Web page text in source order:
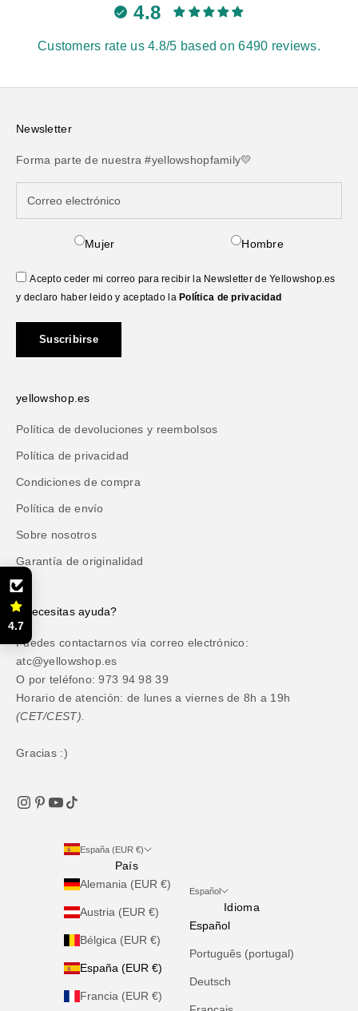
4.8
Customers rate us 4.8/5 based on 6490 reviews.
Newsletter
Forma parte de nuestra #yellowshopfamily💛
Mujer Hombre
Acepto ceder mi correo para recibir la Newsletter de Yellowshop.es
y declaro haber leido y aceptado la Política de privacidad
Suscribirse
yellowshop.es
Política de devoluciones y reembolsos
Política de privacidad
Condiciones de compra
Política de envío
Sobre nosotros
Garantía de originalidad
¿Necesitas ayuda?
Puedes contactarnos vía correo electrónico:
atc@yellowshop.es
O por teléfono: 973 94 98 39
Horario de atención: de lunes a viernes de 8h a 19h
(CET/CEST).
Gracias :)
España (EUR €)
País
Alemania (EUR €)
Austria (EUR €)
Bélgica (EUR €)
España (EUR €)
Francia (EUR €)
Español
Idioma
Español
Português (portugal)
Deutsch
4.7